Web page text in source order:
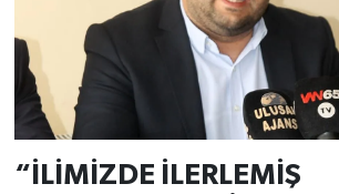
“İLİMİZDE İLERLEMİŞ